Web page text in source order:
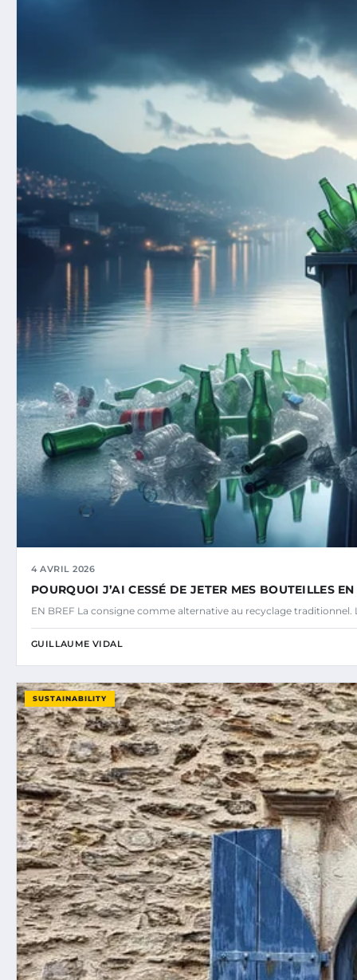
4 AVRIL 2026
POURQUOI J’AI CESSÉ DE JETER MES BOUTEILLES
EN BREF La consigne comme alternative au recyclage traditionnel.
GUILLAUME VIDAL
SUSTAINABILITY